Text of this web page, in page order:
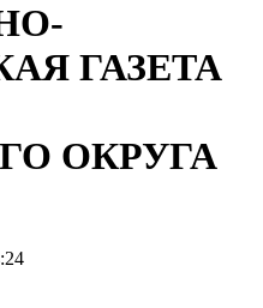
ГАЗЕТА
ОКРУГА